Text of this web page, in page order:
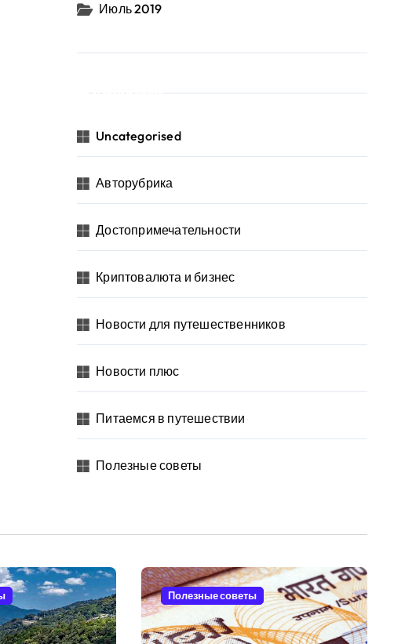
Июль 2019
Uncategorised
Авторубрика
Достопримечательности
Криптовалюта и бизнес
Новости для путешественников
Новости плюс
Питаемся в путешествии
Полезные советы
Полезные советы